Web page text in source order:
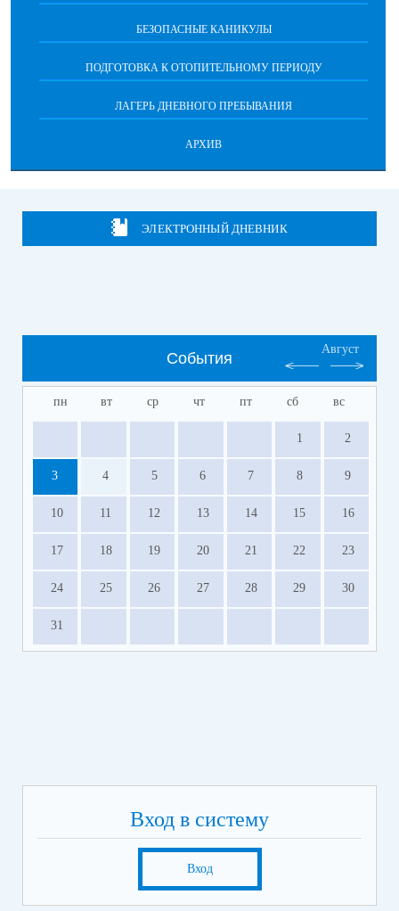
БЕЗОПАСНЫЕ КАНИКУЛЫ
ПОДГОТОВКА К ОТОПИТЕЛЬНОМУ ПЕРИОДУ
ЛАГЕРЬ ДНЕВНОГО ПРЕБЫВАНИЯ
АРХИВ
ЭЛЕКТРОННЫЙ ДНЕВНИК
События
Август
пн вт ср чт пт сб вс
1 2
3 4 5 6 7 8 9
10 11 12 13 14 15 16
17 18 19 20 21 22 23
24 25 26 27 28 29 30
31
Вход в систему
Вход